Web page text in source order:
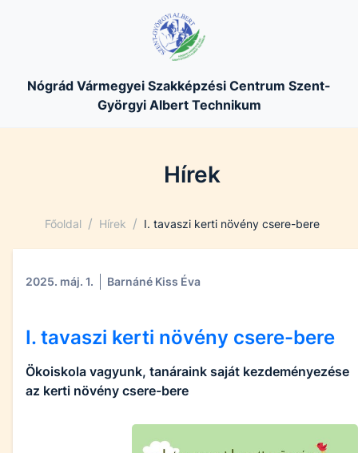
Nógrád Vármegyei Szakképzési Centrum Szent-
Györgyi Albert Technikum
Hírek
Főoldal / Hírek / I. tavaszi kerti növény csere-bere
2025. máj. 1. Barnáné Kiss Éva
I. tavaszi kerti növény csere-bere
Ökoiskola vagyunk, tanáraink saját kezdeményezése
az kerti növény csere-bere